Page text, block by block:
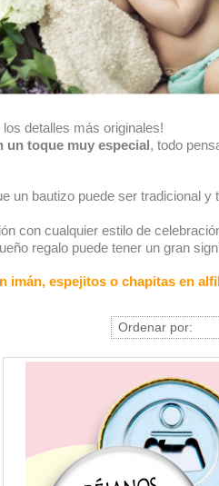
detalles más originales!
un toque muy especial, todo
un bautizo puede ser tradicional y
con cualquier estilo de
regalo puede tener un gran
imán, espejitos o chapitas en